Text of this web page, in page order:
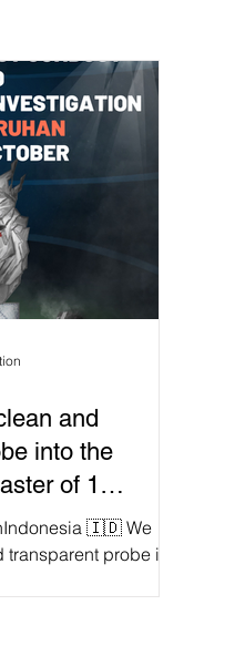
and
into the
of 1
🇮🇩 We
probe into